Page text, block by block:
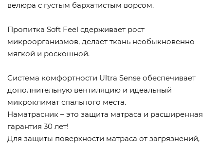
велюра с густым бархатистым ворсом.
Пропитка Soft Feel сдерживает рост
микроорганизмов, делает ткань необыкновенно
мягкой и роскошной.
Cистема комфортности Ultra Sense обеспечивает
дополнительную вентиляцию и идеальный
микроклимат спального места.
Наматрасник – это защита матраса и расширенная
гарантия 30 лет!
Для защиты поверхности матраса от загрязнений,